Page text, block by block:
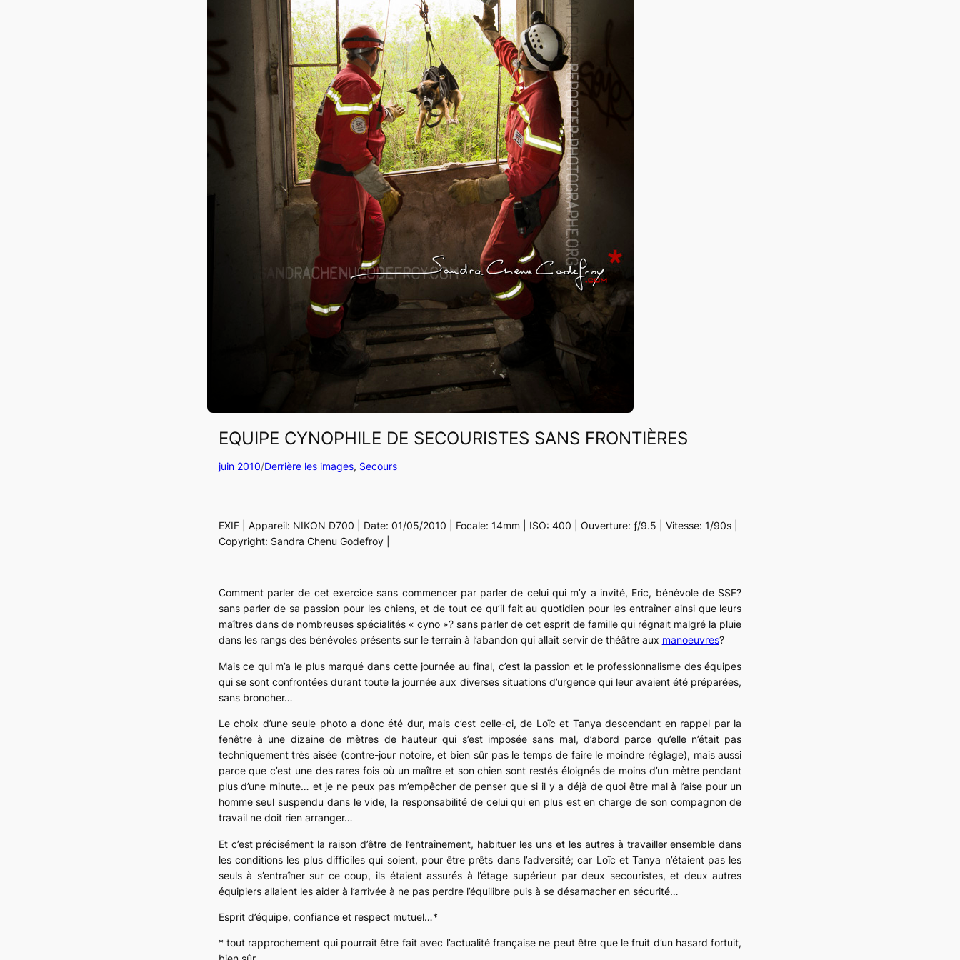
EQUIPE CYNOPHILE DE SECOURISTES SANS FRONTIÈRES
juin 2010/Derrière les images, Secours
EXIF | Appareil: NIKON D700 | Date: 01/05/2010 | Focale: 14mm | ISO: 400 | Ouverture: ƒ/9.5 | Vitesse: 1/90s |
Copyright: Sandra Chenu Godefroy |
Comment parler de cet exercice sans commencer par parler de celui qui m’y a invité, Eric, bénévole de SSF?
sans parler de sa passion pour les chiens, et de tout ce qu’il fait au quotidien pour les entraîner ainsi que leurs
maîtres dans de nombreuses spécialités « cyno »? sans parler de cet esprit de famille qui régnait malgré la pluie
dans les rangs des bénévoles présents sur le terrain à l’abandon qui allait servir de théâtre aux manoeuvres?
Mais ce qui m’a le plus marqué dans cette journée au final, c’est la passion et le professionnalisme des équipes
qui se sont confrontées durant toute la journée aux diverses situations d’urgence qui leur avaient été préparées,
sans broncher…
Le choix d’une seule photo a donc été dur, mais c’est celle-ci, de Loïc et Tanya descendant en rappel par la
fenêtre à une dizaine de mètres de hauteur qui s’est imposée sans mal, d’abord parce qu’elle n’était pas
techniquement très aisée (contre-jour notoire, et bien sûr pas le temps de faire le moindre réglage), mais aussi
parce que c’est une des rares fois où un maître et son chien sont restés éloignés de moins d’un mètre pendant
plus d’une minute… et je ne peux pas m’empêcher de penser que si il y a déjà de quoi être mal à l’aise pour un
homme seul suspendu dans le vide, la responsabilité de celui qui en plus est en charge de son compagnon de
travail ne doit rien arranger…
Et c’est précisément la raison d’être de l’entraînement, habituer les uns et les autres à travailler ensemble dans
les conditions les plus difficiles qui soient, pour être prêts dans l’adversité; car Loïc et Tanya n’étaient pas les
seuls à s’entraîner sur ce coup, ils étaient assurés à l’étage supérieur par deux secouristes, et deux autres
équipiers allaient les aider à l’arrivée à ne pas perdre l’équilibre puis à se désarnacher en sécurité…
Esprit d’équipe, confiance et respect mutuel…*
* tout rapprochement qui pourrait être fait avec l’actualité française ne peut être que le fruit d’un hasard fortuit,